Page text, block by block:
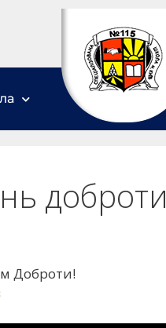
доброти
Доброти!